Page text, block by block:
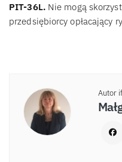
PIT-36L.Nie mogą
przedsiębiorcy opłacający
Autor